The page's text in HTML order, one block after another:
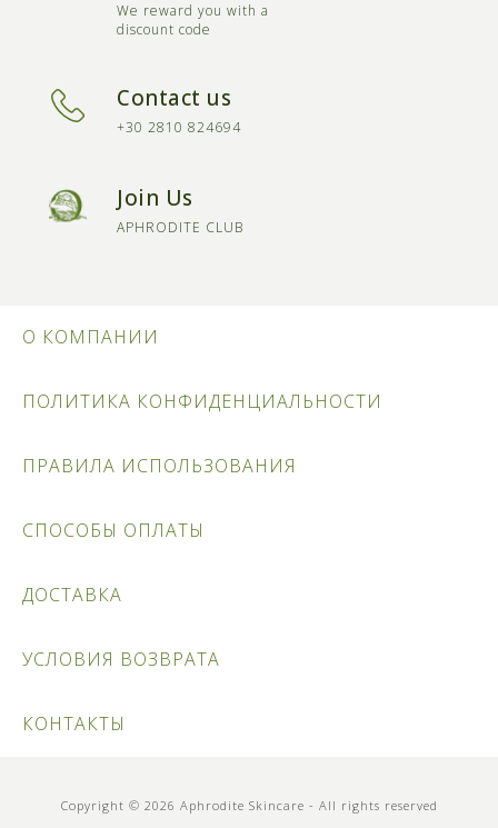
We reward you with a
discount code
Contact us
+30 2810 824694
Join Us
APHRODITE CLUB
О КОМПАНИИ
ПОЛИТИКА КОНФИДЕНЦИАЛЬНОСТИ
ПРАВИЛА ИСПОЛЬЗОВАНИЯ
СПОСОБЫ ОПЛАТЫ
ДОСТАВКА
УСЛОВИЯ ВОЗВРАТА
КОНТАКТЫ
Copyright © 2026 Aphrodite Skincare - All rights reserved